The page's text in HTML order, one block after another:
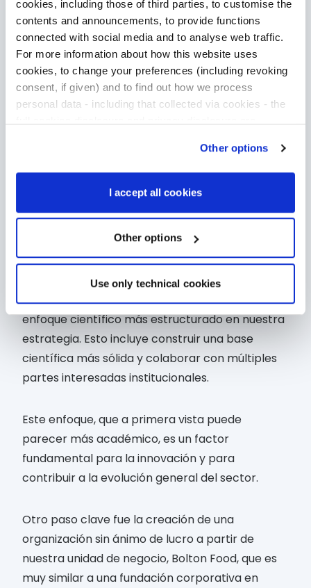
cookies, including those of third parties, to customise the
contents and announcements, to provide functions
connected with social media and to analyse web traffic.
For more information about how this website uses
cookies, to change your preferences (including revoking
consent, if given) and to find out how we process
personal data - including that collected via cookies - the
“Only use necessary cookies”, no cookie or other
tracking devices will be installed apart from the technical
cookies. By clicking on “Accept all cookies”, you give
website. By clicking on “Other options”, you can choose
exactly which cookies to authorise.
Other options
I accept all cookies
Other options
Use only technical cookies
¿Cuáles fueron los
principales retos o
sorpresas a los que
tuvisteis que hacer
frente para llegar
hasta aquí?
Uno de los principales retos fue ampliar nuestra
perspectiva: al tiempo que manteníamos
nuestro negocio principal de bienes de consumo
de alta rotación (FMCG), hemos integrado un
enfoque científico más estructurado en nuestra
estrategia. Esto incluye construir una base
científica más sólida y colaborar con múltiples
partes interesadas institucionales.
Este enfoque, que a primera vista puede
parecer más académico, es un factor
fundamental para la innovación y para
contribuir a la evolución general del sector.
Otro paso clave fue la creación de una
organización sin ánimo de lucro a partir de
nuestra unidad de negocio, Bolton Food, que es
muy similar a una fundación corporativa en